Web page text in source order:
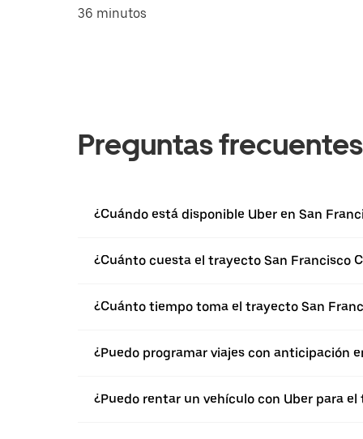
36 minutos
Preguntas frecuentes
¿Cuándo está disponible Uber en San
¿Cuánto cuesta el trayecto San Francisco
¿Cuánto tiempo toma el trayecto San
¿Puedo programar viajes con anticipación
¿Puedo rentar un vehículo con Uber para